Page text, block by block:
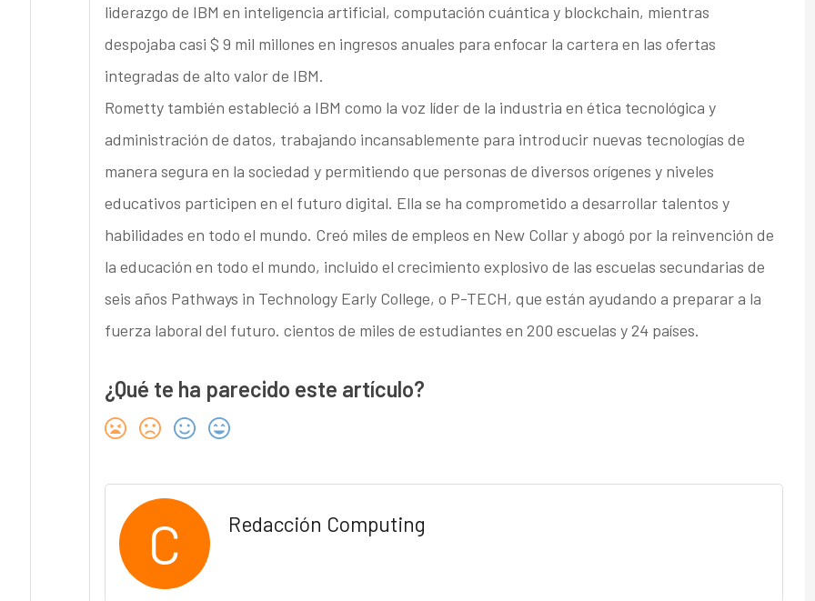
liderazgo de IBM en inteligencia artificial, computación cuántica y blockchain, mientras
despojaba casi $ 9 mil millones en ingresos anuales para enfocar la cartera en las ofertas
integradas de alto valor de IBM.
Rometty también estableció a IBM como la voz líder de la industria en ética tecnológica y
administración de datos, trabajando incansablemente para introducir nuevas tecnologías de
manera segura en la sociedad y permitiendo que personas de diversos orígenes y niveles
educativos participen en el futuro digital. Ella se ha comprometido a desarrollar talentos y
habilidades en todo el mundo. Creó miles de empleos en New Collar y abogó por la reinvención de
la educación en todo el mundo, incluido el crecimiento explosivo de las escuelas secundarias de
seis años Pathways in Technology Early College, o P-TECH, que están ayudando a preparar a la
fuerza laboral del futuro. cientos de miles de estudiantes en 200 escuelas y 24 países.
¿Qué te ha parecido este artículo?
C Redacción Computing